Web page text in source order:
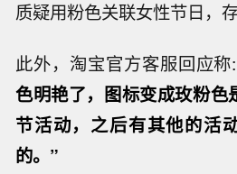
质疑用粉色关联女性节日，
此外，淘宝官方客服回应称:
色明艳了，图标变成玫粉色
节活动，之后有其他的活
的。”